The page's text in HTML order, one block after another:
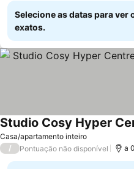
Selecione as datas para ver
exatos.
Casa/apartamento inteiro
/ Pontuação não disponível a